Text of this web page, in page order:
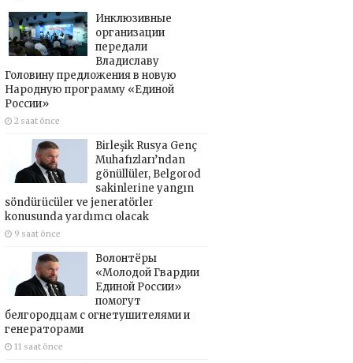
Инклюзивные
организации
передали
Владиславу
Головину предложения в новую
Народную программу «Единой
России»
2 saat önce
Birleşik Rusya Genç
Muhafızları’ndan
gönüllüler, Belgorod
sakinlerine yangın
söndürücüler ve jeneratörler
konusunda yardımcı olacak
9 saat önce
Волонтёры
«Молодой Гвардии
Единой России»
помогут
белгородцам с огнетушителями и
генераторами
11 saat önce